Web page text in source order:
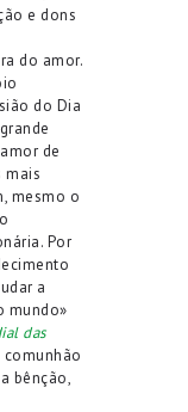
e dons
do amor.
do Dia
de
mais
mesmo o
Por
a
mundo»
das
comunhão
bênção,